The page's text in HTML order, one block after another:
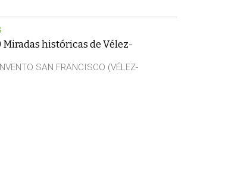
históricas de Vélez-
SAN FRANCISCO (VÉLEZ-